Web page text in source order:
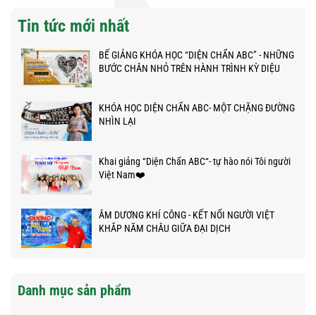
Tin tức mới nhất
BẾ GIẢNG KHÓA HỌC “DIỆN CHẨN ABC” - NHỮNG
BƯỚC CHÂN NHỎ TRÊN HÀNH TRÌNH KỲ DIỆU
KHÓA HỌC DIỆN CHẨN ABC- MỘT CHẶNG ĐƯỜNG
NHÌN LẠI
Khai giảng “Diện Chẩn ABC“- tự hào nói Tôi người
Việt Nam❤️
ÂM DƯƠNG KHÍ CÔNG - KẾT NỐI NGƯỜI VIỆT
KHẮP NĂM CHÂU GIỮA ĐẠI DỊCH
Danh mục sản phẩm